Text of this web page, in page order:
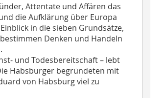
Attentate und Affären das
die Aufklärung über Europa
in die sieben Grundsätze,
Denken und Handeln
und Todesbereitschaft – lebt
Habsburger begründeten mit
von Habsburg viel zu